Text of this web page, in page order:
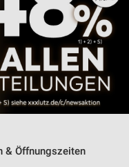
& Öffnungszeiten